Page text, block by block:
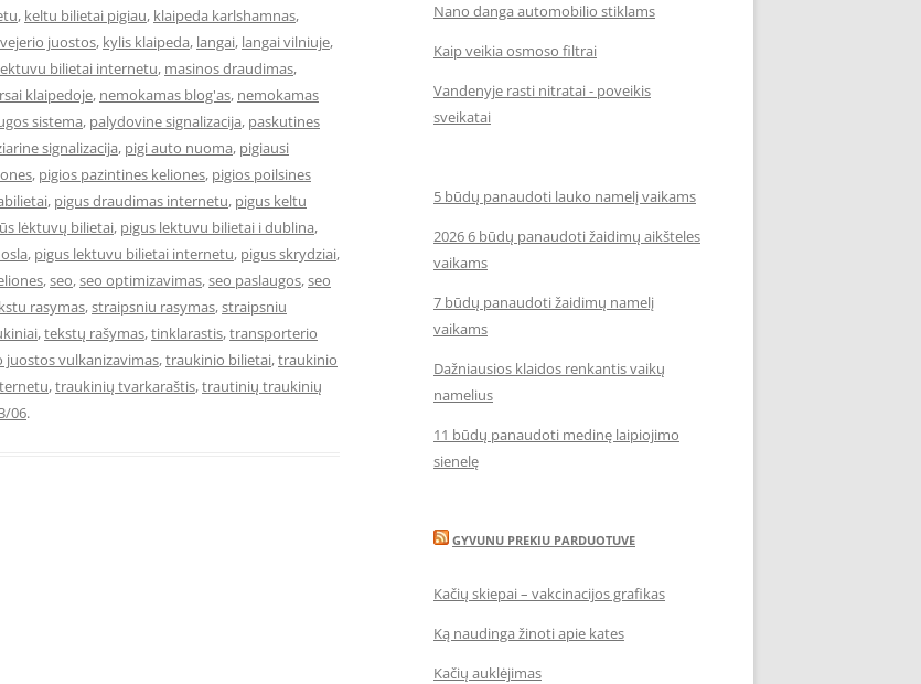
, keltu bilietai pigiau, klaipeda karlshamnas,
juostos, kylis klaipeda, langai, langai vilniuje,
bilietai internetu, masinos draudimas,
klaipedoje, nemokamas blog'as, nemokamas
sistema, palydovine signalizacija, paskutines
signalizacija, pigi auto nuoma, pigiausi
, pigios pazintines keliones, pigios poilsines
, pigus draudimas internetu, pigus keltu
lėktuvų bilietai, pigus lektuvu bilietai i dublina,
, pigus lektuvu bilietai internetu, pigus skrydziai,
,seo,seo optimizavimas,seo paslaugos,seo
rasymas,straipsniu rasymas,straipsniu
,tekstų rašymas,tinklarastis,transporterio
vulkanizavimas,traukinio bilietai,traukinio
,traukinių tvarkaraštis,trautinių traukinių
06.
Nano danga automobilio stiklams
Kaip veikia osmoso filtrai
Vandenyje rasti nitratai - poveikis
sveikatai
5 būdų panaudoti lauko namelį vaikams
2026 6 būdų panaudoti žaidimų aikšteles
vaikams
7 būdų panaudoti žaidimų namelį
vaikams
Dažniausios klaidos renkantis vaikų
namelius
11 būdų panaudoti medinę laipiojimo
sienelę
GYVUNU PREKIU PARDUOTUVE
Kačių skiepai – vakcinacijos grafikas
Ką naudinga žinoti apie kates
Kačių auklėjimas